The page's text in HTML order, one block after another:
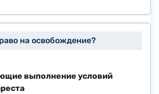
выполнение условий